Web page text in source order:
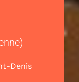
Denis